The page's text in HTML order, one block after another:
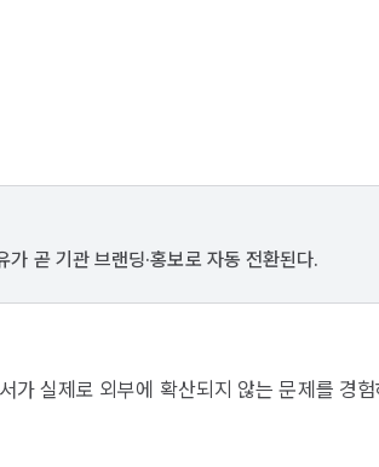
곧 기관 브랜딩·홍보로 자동 전환된다.
가 실제로 외부에 확산되지 않는 문제를 경